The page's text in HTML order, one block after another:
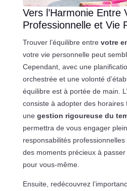
Vers l’Harmonie Entre
Professionnelle et Vie
Trouver l’équilibre entre votre
votre vie personnelle peut
Cependant, avec une
orchestrée et une volonté
équilibre est à portée de main.
consiste à adopter des horaires
une gestion rigoureuse du
permettra de vous engager
responsabilités
des moments précieux à
pour vous-même.
Ensuite, redécouvrez